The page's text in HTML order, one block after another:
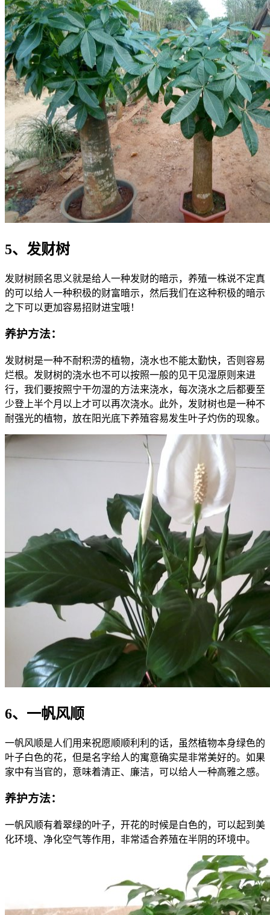
5、发财树
发财树顾名思义就是给人一种发财的暗示，养殖一株说不定真
的可以给人一种积极的财富暗示，然后我们在这种积极的暗示
之下可以更加容易招财进宝哦！
养护方法：
发财树是一种不耐积涝的植物，浇水也不能太勤快，否则容易
烂根。发财树的浇水也不可以按照一般的见干见湿原则来进
行，我们要按照宁干勿湿的方法来浇水，每次浇水之后都要至
少登上半个月以上才可以再次浇水。此外，发财树也是一种不
耐强光的植物，放在阳光底下养殖容易发生叶子灼伤的现象。
6、一帆风顺
一帆风顺是人们用来祝愿顺顺利利的话，虽然植物本身绿色的
叶子白色的花，但是名字给人的寓意确实是非常美好的。如果
家中有当官的，意味着清正、廉洁，可以给人一种高雅之感。
养护方法：
一帆风顺有着翠绿的叶子，开花的时候是白色的，可以起到美
化环境、净化空气等作用，非常适合养殖在半阴的环境中。